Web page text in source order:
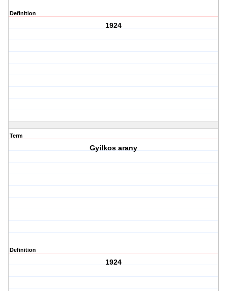
Definition
1924
Term
Gyilkos arany
Definition
1924